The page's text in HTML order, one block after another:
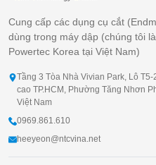
Cung cấp các dụng cụ cắt
dùng trong máy dập (chúng tôi
Powertec Korea tại Việt Nam)
Tầng 3 Tòa Nhà Vivian Park, Lô
cao TP.HCM, Phường Tăng Nhơn
Việt Nam
0969.861.610
heeyeon@ntcvina.net